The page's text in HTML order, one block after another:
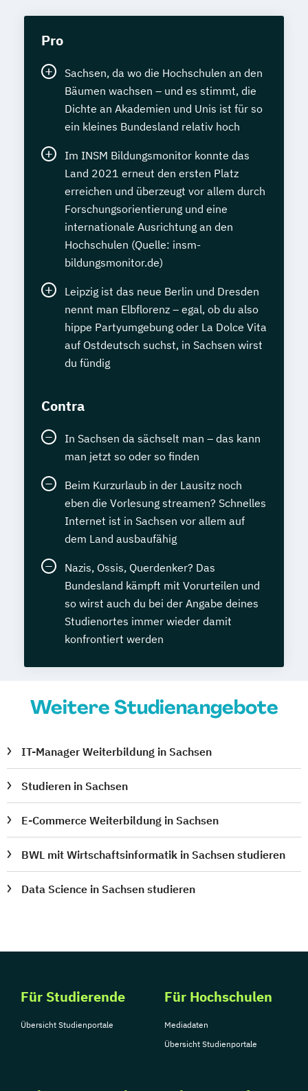
Pro
Sachsen, da wo die Hochschulen an den
Bäumen wachsen – und es stimmt, die
Dichte an Akademien und Unis ist für so
ein kleines Bundesland relativ hoch
Im INSM Bildungsmonitor konnte das
Land 2021 erneut den ersten Platz
erreichen und überzeugt vor allem durch
Forschungsorientierung und eine
internationale Ausrichtung an den
Hochschulen (Quelle: insm-
bildungsmonitor.de)
Leipzig ist das neue Berlin und Dresden
nennt man Elbflorenz – egal, ob du also
hippe Partyumgebung oder La Dolce Vita
auf Ostdeutsch suchst, in Sachsen wirst
du fündig
Contra
In Sachsen da sächselt man – das kann
man jetzt so oder so finden
Beim Kurzurlaub in der Lausitz noch
eben die Vorlesung streamen? Schnelles
Internet ist in Sachsen vor allem auf
dem Land ausbaufähig
Nazis, Ossis, Querdenker? Das
Bundesland kämpft mit Vorurteilen und
so wirst auch du bei der Angabe deines
Studienortes immer wieder damit
konfrontiert werden
Weitere Studienangebote
IT-Manager Weiterbildung in Sachsen
Studieren in Sachsen
E-Commerce Weiterbildung in Sachsen
BWL mit Wirtschaftsinformatik in Sachsen studieren
Data Science in Sachsen studieren
Für Studierende
Übersicht Studienportale
Für Hochschulen
Mediadaten
Übersicht Studienportale